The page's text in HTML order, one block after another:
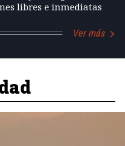
libres e inmediatas
Ver más